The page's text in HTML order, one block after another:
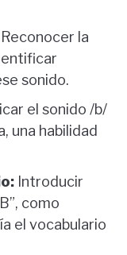
Reconocer la
sonido.
el sonido /b/
una habilidad
Introducir
como
el vocabulario